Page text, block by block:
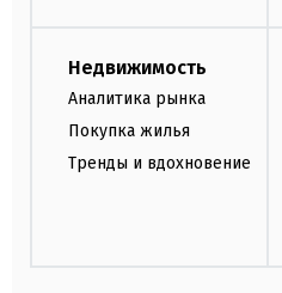
Недвижимость
Аналитика рынка
Покупка жилья
Тренды и вдохновение